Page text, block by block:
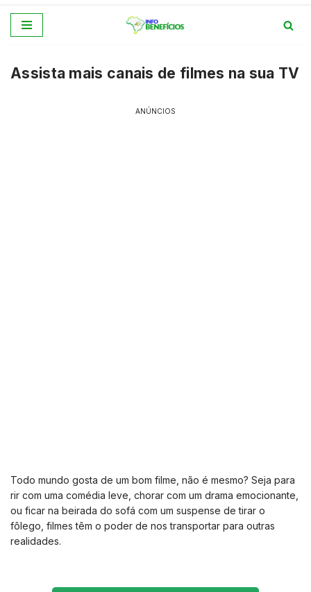
o
Assista mais canais de filmes na sua TV
ANÚNCIOS
Todo mundo gosta de um bom filme, não é mesmo? Seja para
rir com uma comédia leve, chorar com um drama emocionante,
ou ficar na beirada do sofá com um suspense de tirar o
fôlego, filmes têm o poder de nos transportar para outras
realidades.